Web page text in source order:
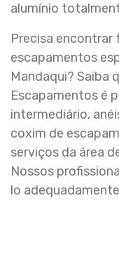
alumínio
Precisa
escapamentos
Mandaqui? Saiba
Escapamentos é
intermediário,
coxim de
serviços da área
Nossos
lo